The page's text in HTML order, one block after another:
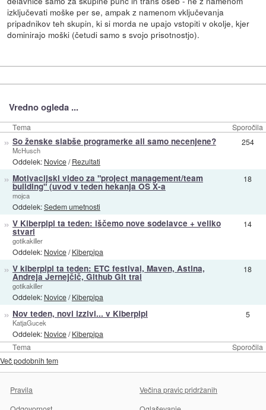
izključevati moške per se, ampak z namenom vključevanja
pripadnikov teh skupin, ki si morda ne upajo vstopiti v okolje, kjer
dominirajo moški (četudi samo s svojo prisotnostjo).
Vredno ogleda ...
Tema Sporočila
Tema Sporočila
» So ženske slabše programerke ali samo necenjene?
McHusch
Oddelek: Novice/Rezultati
254
» Motivacijski video za "project management/team
building" (uvod v teden hekanja OS X-a
mojca
Oddelek:Sedem umetnosti
18
» V Kiberpipi ta teden: iščemo nove sodelavce + veliko
stvari
gotikakiller
Oddelek: Novice/Kiberpipa
14
» V kiberpipi ta teden: ETC festival, Maven, Astina,
Andreja Jernejčič, Github Git trai
gotikakiller
Oddelek: Novice/Kiberpipa
18
» Nov teden, novi izzivi... v Kiberpipi
KatjaGucek
Oddelek: Novice/Kiberpipa
5
Več podobnih tem
Pravila
Večina pravic pridržanih